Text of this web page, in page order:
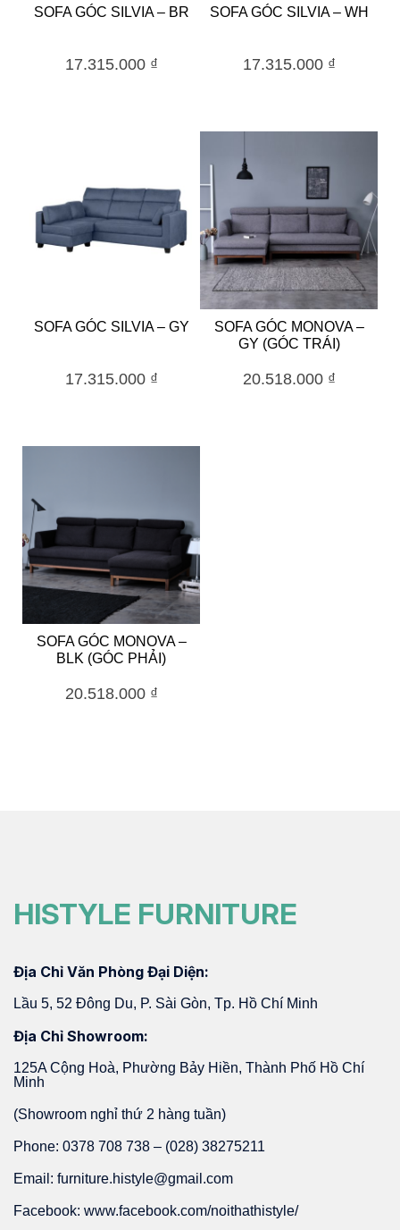
SOFA GÓC SILVIA – BR
17.315.000 ₫
SOFA GÓC SILVIA – WH
17.315.000 ₫
SOFA GÓC SILVIA – GY
17.315.000 ₫
SOFA GÓC MONOVA –
GY (GÓC TRÁI)
20.518.000 ₫
SOFA GÓC MONOVA –
BLK (GÓC PHẢI)
20.518.000 ₫
HISTYLE FURNITURE
Địa Chỉ Văn Phòng Đại Diện:
Lầu 5, 52 Đông Du, P. Sài Gòn, Tp. Hồ Chí Minh
Địa Chỉ Showroom:
125A Cộng Hoà, Phường Bảy Hiền, Thành Phố Hồ Chí
Minh
(Showroom nghỉ thứ 2 hàng tuần)
Phone: 0378 708 738 – (028) 38275211
Email: furniture.histyle@gmail.com
Facebook: www.facebook.com/noithathistyle/